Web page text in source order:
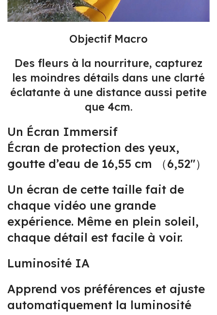
Objectif Macro
Des fleurs à la nourriture, capturez
les moindres détails dans une clarté
éclatante à une distance aussi petite
que 4cm.
Un Écran Immersif
Écran de protection des yeux,
goutte d’eau de 16,55 cm （6,52″）
Un écran de cette taille fait de
chaque vidéo une grande
expérience. Même en plein soleil,
chaque détail est facile à voir.
Luminosité IA
Apprend vos préférences et ajuste
automatiquement la luminosité